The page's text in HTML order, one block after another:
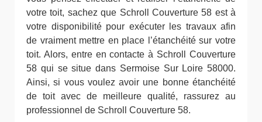
votre toit, sachez que Schroll Couverture 58 est à
votre disponibilité pour exécuter les travaux afin
de vraiment mettre en place l’étanchéité sur votre
toit. Alors, entre en contacte à Schroll Couverture
58 qui se situe dans Sermoise Sur Loire 58000.
Ainsi, si vous voulez avoir une bonne étanchéité
de toit avec de meilleure qualité, rassurez au
professionnel de Schroll Couverture 58.